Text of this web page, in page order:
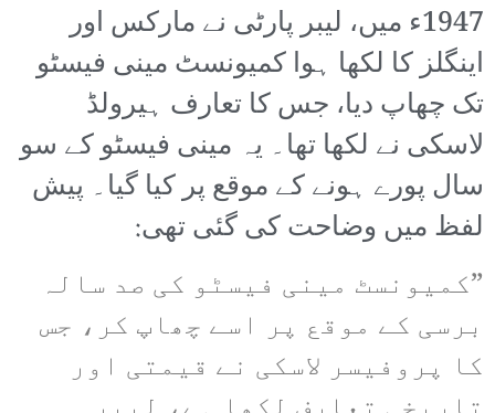
1947ء میں، لیبر پارٹی نے مارکس اور
اینگلز کا لکھا ہوا کمیونسٹ مینی فیسٹو
تک چھاپ دیا، جس کا تعارف ہیرولڈ
لاسکی نے لکھا تھا۔ یہ مینی فیسٹو کے سو
سال پورے ہونے کے موقع پر کیا گیا۔ پیش
لفظ میں وضاحت کی گئی تھی:
”کمیونسٹ مینی فیسٹو کی صد سالہ
برسی کے موقع پر اسے چھاپ کر، جس
کا پروفیسر لاسکی نے قیمتی اور